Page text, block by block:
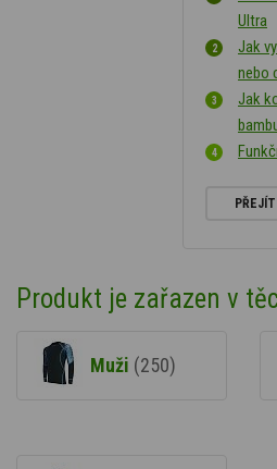
Ultra
Jak
nebo
Jak
Produkt je zařazen v
Muži (250)